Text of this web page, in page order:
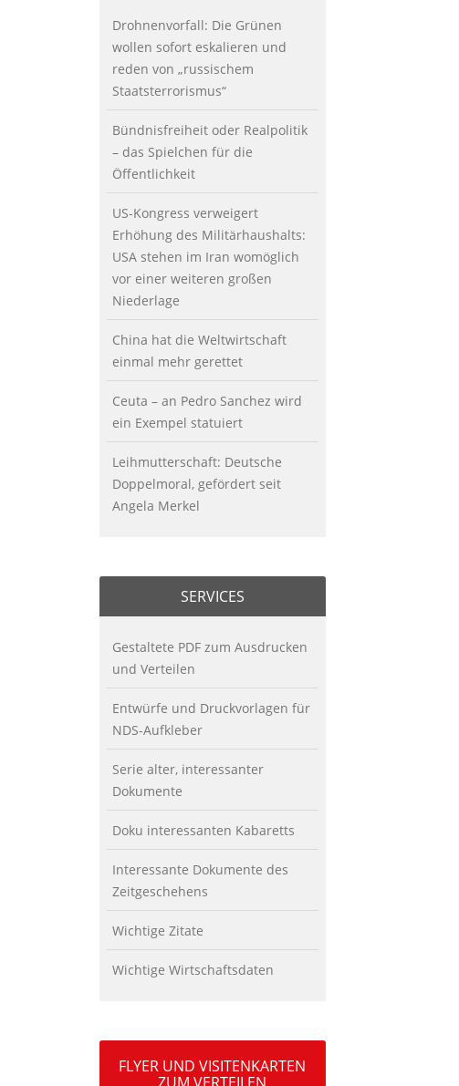
Drohnenvorfall: Die Grünen
wollen sofort eskalieren und
reden von „russischem
Staatsterrorismus“
Bündnisfreiheit oder Realpolitik
– das Spielchen für die
Öffentlichkeit
US-Kongress verweigert
Erhöhung des Militärhaushalts:
USA stehen im Iran womöglich
vor einer weiteren großen
Niederlage
China hat die Weltwirtschaft
einmal mehr gerettet
Ceuta – an Pedro Sanchez wird
ein Exempel statuiert
Leihmutterschaft: Deutsche
Doppelmoral, gefördert seit
Angela Merkel
SERVICES
Gestaltete PDF zum Ausdrucken
und Verteilen
Entwürfe und Druckvorlagen für
NDS-Aufkleber
Serie alter, interessanter
Dokumente
Doku interessanten Kabaretts
Interessante Dokumente des
Zeitgeschehens
Wichtige Zitate
Wichtige Wirtschaftsdaten
FLYER UND VISITENKARTEN